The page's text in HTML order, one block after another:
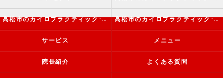
高松市のカイロプラクティック･か・から～ず施術院の評判 高松市のカイロプラクティック･か・から～ず施術院のお客様の声
サービス メニュー
院長紹介 よくある質問